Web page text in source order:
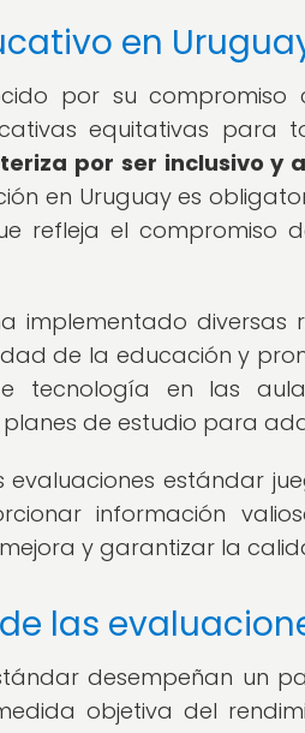
en
por su
equitativas para
por ser inclusivo y
en Uruguay es
refleja el compromiso
implementado
de la educación y
tecnología en las
de estudio para
evaluaciones estándar
información
y garantizar la
las
desempeñan un
objetiva del